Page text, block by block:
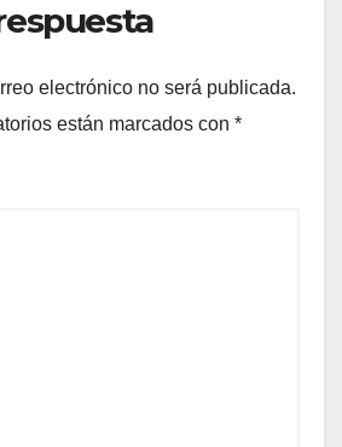
electrónico no será publicada.
están marcados con *